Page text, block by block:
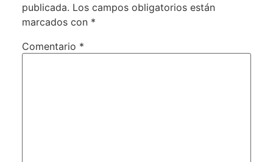
publicada. Los campos obligatorios están
marcados con *
Comentario *